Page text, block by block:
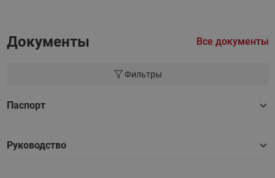
Документы Все документы
Фильтры
Паспорт
Руководство